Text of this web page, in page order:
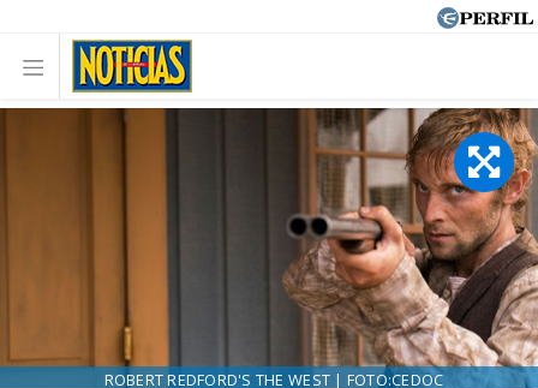
ROBERT REDFORD'S THE WEST | FOTO:CEDOC